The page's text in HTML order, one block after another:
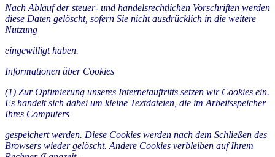
Nach Ablauf der steuer- und handelsrechtlichen Vorschriften werden
diese Daten gelöscht, sofern Sie nicht ausdrücklich in die weitere
Nutzung
eingewilligt haben.
Informationen über Cookies
(1) Zur Optimierung unseres Internetauftritts setzen wir Cookies ein.
Es handelt sich dabei um kleine Textdateien, die im Arbeitsspeicher
Ihres Computers
gespeichert werden. Diese Cookies werden nach dem Schließen des
Browsers wieder gelöscht. Andere Cookies verbleiben auf Ihrem